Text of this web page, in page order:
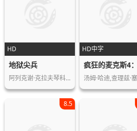
HD
地狱尖兵
阿列克谢·克拉夫琴科,Georgiy,Bol…
HD中字
8.5